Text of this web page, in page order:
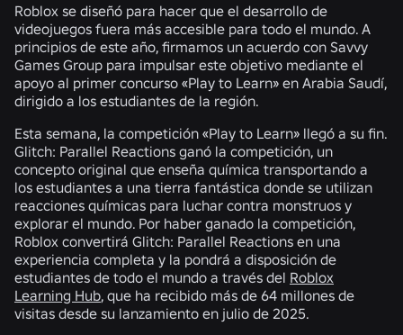
Roblox se diseñó para hacer que el desarrollo de
videojuegos fuera más accesible para todo el mundo. A
principios de este año, firmamos un acuerdo con Savvy
Games Group para impulsar este objetivo mediante el
apoyo al primer concurso «Play to Learn» en Arabia Saudí,
dirigido a los estudiantes de la región.
Esta semana, la competición «Play to Learn» llegó a su fin.
Glitch: Parallel Reactions ganó la competición, un
concepto original que enseña química transportando a
los estudiantes a una tierra fantástica donde se utilizan
reacciones químicas para luchar contra monstruos y
explorar el mundo. Por haber ganado la competición,
Roblox convertirá Glitch: Parallel Reactions en una
experiencia completa y la pondrá a disposición de
estudiantes de todo el mundo a través del Roblox
Learning Hub, que ha recibido más de 64 millones de
visitas desde su lanzamiento en julio de 2025.